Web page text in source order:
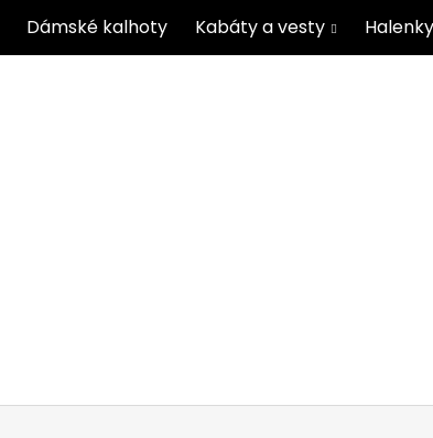
Dámské kalhoty Kabáty a vesty